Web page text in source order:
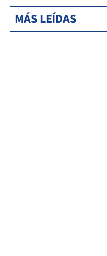
MÁS LEÍDAS